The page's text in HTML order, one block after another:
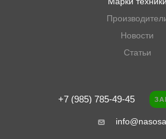
Новости
Статьи
+7 (985) 785-49-45